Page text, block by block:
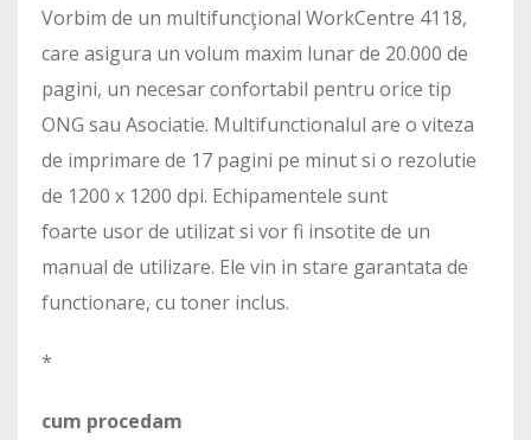
Vorbim de un multifuncţional WorkCentre 4118,
care asigura un volum maxim lunar de 20.000 de
pagini, un necesar confortabil pentru orice tip
ONG sau Asociatie. Multifunctionalul are o viteza
de imprimare de 17 pagini pe minut si o rezolutie
de 1200 x 1200 dpi. Echipamentele sunt
foarte usor de utilizat si vor fi insotite de un
manual de utilizare. Ele vin in stare garantata de
functionare, cu toner inclus.
*
cum procedam